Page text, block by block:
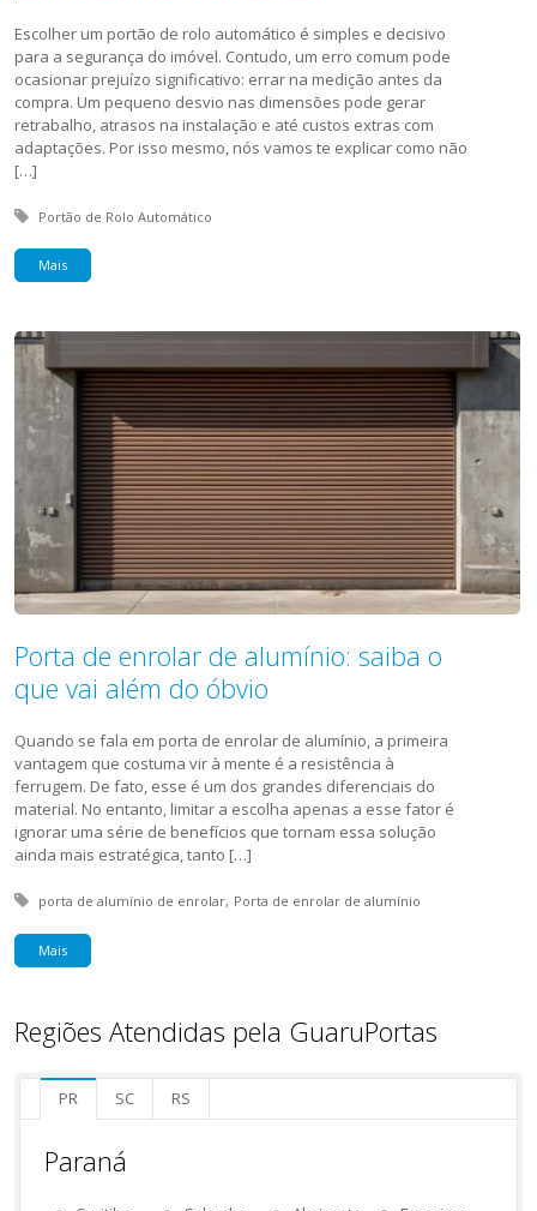
Escolher um portão de rolo automático é simples e decisivo
para a segurança do imóvel. Contudo, um erro comum pode
ocasionar prejuízo significativo: errar na medição antes da
compra. Um pequeno desvio nas dimensões pode gerar
retrabalho, atrasos na instalação e até custos extras com
adaptações. Por isso mesmo, nós vamos te explicar como não
[…]
Tagged with:
Portão de Rolo Automático
Mais
Porta de enrolar de alumínio: saiba o
que vai além do óbvio
Quando se fala em porta de enrolar de alumínio, a primeira
vantagem que costuma vir à mente é a resistência à
ferrugem. De fato, esse é um dos grandes diferenciais do
material. No entanto, limitar a escolha apenas a esse fator é
ignorar uma série de benefícios que tornam essa solução
ainda mais estratégica, tanto […]
Tagged with:
porta de alumínio de enrolar Porta de enrolar de alumínio
Mais
Regiões Atendidas pela GuaruPortas
PR SC RS
Paraná